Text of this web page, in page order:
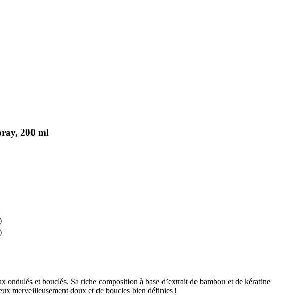
200 ml
ondulés et bouclés. Sa riche composition à base d’extrait de bambou et de kératine
merveilleusement doux et de boucles bien définies !